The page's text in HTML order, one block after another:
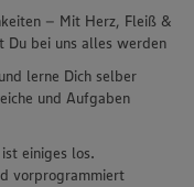
– Mit Herz, Fleiß &
Du bei uns alles werden
lerne Dich selber
und Aufgaben
einiges los.
vorprogrammiert